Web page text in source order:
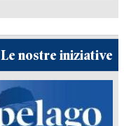
Le nostre iniziative